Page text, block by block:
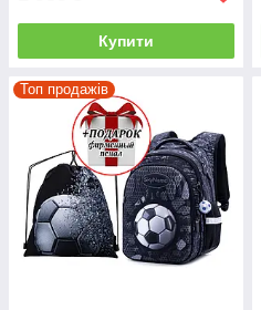
Купити
Топ продажів